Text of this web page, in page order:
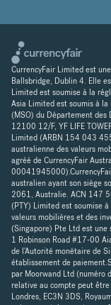
CurrencyFair Limited est
Ballsbridge, Dublin 4. Elle
Limited est soumise à la
Asia Limited est soumis à
(MSO) du Département des
12100 12/F, YF LIFE
Limited (ARBN 154 043
australienne des valeurs
agréé de CurrencyFair
australien ayant son siège
2061, Australie. ACN 147
(PTY) Limited est soumise
valeurs mobilières et des
(Singapore) Pte Ltd est une
1 Robinson Road #17-00
de l'Autorité monétaire de
établissement de
par Moorwand Ltd (numéro
relative au compte peut être
Londres, EC3N 3DS,